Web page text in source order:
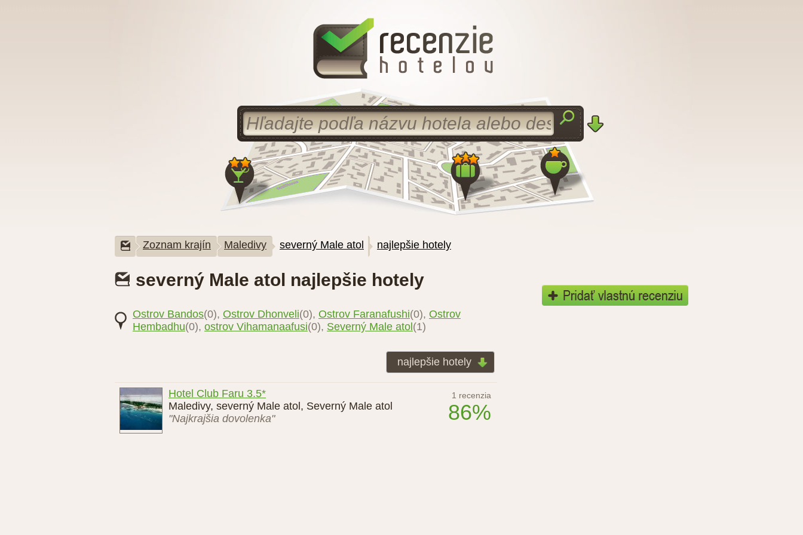
Zoznam krajín Maledivy severný Male atol najlepšie hotely
severný Male atol najlepšie hotely
Ostrov Bandos(0), Ostrov Dhonveli(0), Ostrov Faranafushi(0), Ostrov
Hembadhu(0), ostrov Vihamanaafusi(0), Severný Male atol (1)
najlepšie hotely
Hotel Club Faru 3.5*
Maledivy, severný Male atol, Severný Male atol
"Najkrajšia dovolenka"
1 recenzia
86%